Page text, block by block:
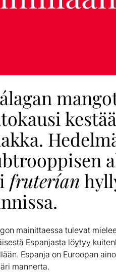
fruterían
mainittaessa tulevat
Espanjasta löytyy
Espanja on Euroopan
mannerta.